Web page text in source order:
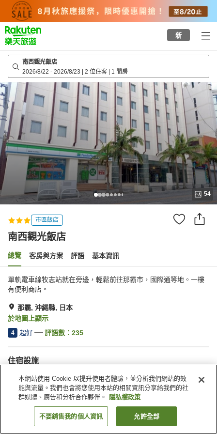
top
page
新
南西觀光飯店
2026/8/22 - 2026/8/23 | 2 位住客 | 1 間房
54
市區飯店
南西觀光飯店
總覽 客房與方案 評語 基本資訊
單軌電車線牧志站就在旁邊，輕鬆前往那霸市，國際通等地。一樓
有便利商店。
那霸, 沖繩縣, 日本
於地圖上顯示
4 超好 評語數： 235
住宿設施
Spa／美容沙龍
宴會廳
便利商店
付費洗衣房
找客房
本網站使用 Cookie 以提升使用者體驗，並分析我們網站的效
能與流量。我們也會將您使用本站的相關資訊分享給我們的社
群媒體、廣告和分析合作夥伴。
隱私權政策
不要銷售我的個人資訊 允許全部